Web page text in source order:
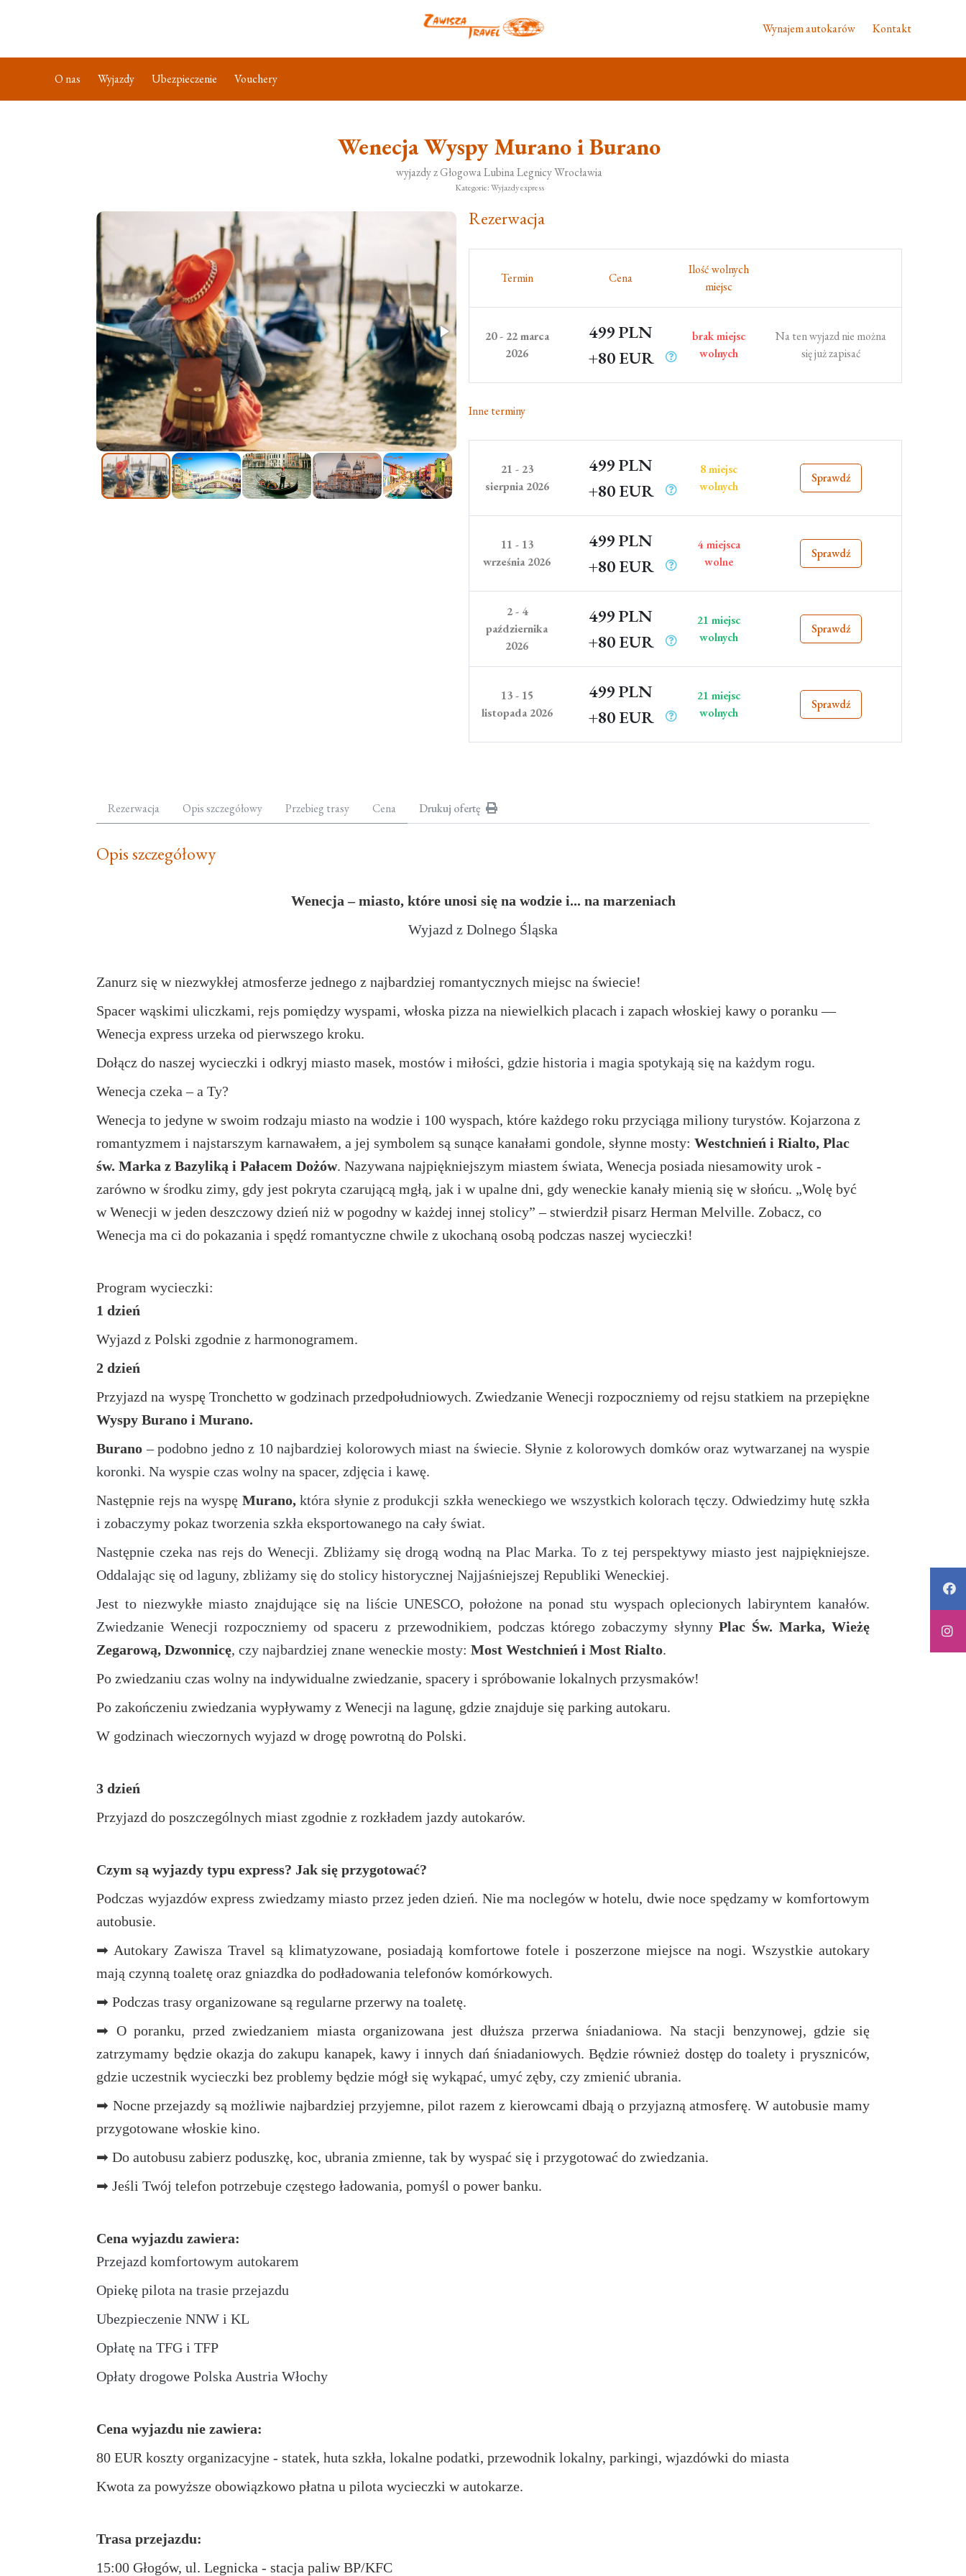
Wynajem autokarów Kontakt
O nas Wyjazdy Ubezpieczenie Vouchery
Wenecja Wyspy Murano i Burano
wyjazdy z Głogowa Lubina Legnicy Wrocławia
Kategorie: Wyjazdy express
Rezerwacja
Termin Cena
Ilość wolnych
miejsc
20 - 22 marca
2026
499 PLN
+80 EUR
brak miejsc
wolnych
Na ten wyjazd nie można
się już zapisać
Inne terminy
21 - 23
sierpnia 2026
499 PLN
+80 EUR
8 miejsc
wolnych
Sprawdź
11 - 13
września 2026
499 PLN
+80 EUR
4 miejsca
wolne
Sprawdź
2 - 4
października
2026
499 PLN
+80 EUR
21 miejsc
wolnych
Sprawdź
13 - 15
listopada 2026
499 PLN
+80 EUR
21 miejsc
wolnych
Sprawdź
Rezerwacja Opis szczegółowy Przebieg trasy Cena Drukuj ofertę
Opis szczegółowy
Wenecja – miasto, które unosi się na wodzie i... na marzeniach
Wyjazd z Dolnego Śląska
Zanurz się w niezwykłej atmosferze jednego z najbardziej romantycznych miejsc na świecie!
Spacer wąskimi uliczkami, rejs pomiędzy wyspami, włoska pizza na niewielkich placach i zapach włoskiej kawy o poranku —
Wenecja express urzeka od pierwszego kroku.
Dołącz do naszej wycieczki i odkryjmiasto masek, mostów i miłości, gdzie historia i magia spotykają się na każdym rogu.
Wenecja czeka – a Ty?
Wenecja to jedyne w swoim rodzaju miasto na wodzie i 100 wyspach, które każdego roku przyciąga miliony turystów. Kojarzona z
romantyzmem i najstarszym karnawałem, a jej symbolem są sunące kanałami gondole, słynne mosty:Westchnień i Rialto, Plac
św. Marka z Bazyliką i Pałacem Dożów. Nazywana najpiękniejszym miastem świata, Wenecja posiada niesamowity urok -
zarówno w środku zimy, gdy jest pokryta czarującą mgłą, jak i w upalne dni, gdy weneckie kanały mienią się w słońcu. „Wolę być
w Wenecji w jeden deszczowy dzień niż w pogodny w każdej innej stolicy” – stwierdził pisarz Herman Melville. Zobacz, co
Wenecja ma ci do pokazania i spędź romantyczne chwile z ukochaną osobą podczas naszej wycieczki!
Program wycieczki:
1 dzień
Wyjazd z Polski zgodnie z harmonogramem.
2 dzień
Przyjazd na wyspę Tronchetto w godzinach przedpołudniowych. Zwiedzanie Wenecji rozpoczniemy od rejsu statkiem na przepiękne
Wyspy Burano i Murano.
Burano – podobno jedno z 10 najbardziej kolorowych miast na świecie. Słynie z kolorowych domków oraz wytwarzanej na wyspie
koronki. Na wyspie czas wolny na spacer, zdjęcia i kawę.
Następnie rejs na wyspę Murano,która słynie z produkcji szkła weneckiego we wszystkich kolorach tęczy. Odwiedzimy hutę szkła
i zobaczymy pokaz tworzenia szkła eksportowanego na cały świat.
Następnie czeka nas rejs do Wenecji. Zbliżamy się drogą wodną na Plac Marka. To z tej perspektywy miasto jest najpiękniejsze.
Oddalając się od laguny, zbliżamy się do stolicy historycznej Najjaśniejszej Republiki Weneckiej.
Jest to niezwykłe miasto znajdujące się na liście UNESCO, położone na ponad stu wyspach oplecionych labiryntem kanałów.
Zwiedzanie Wenecji rozpoczniemy od spaceru z przewodnikiem, podczas którego zobaczymy słynnyPlac Św. Marka, Wieżę
Zegarową, Dzwonnicę, czy najbardziej znane weneckie mosty:Most Westchnień i Most Rialto.
Po zwiedzaniu czas wolny na indywidualne zwiedzanie, spacery i spróbowanie lokalnych przysmaków!
Po zakończeniu zwiedzania wypływamy z Wenecji na lagunę, gdzie znajduje się parking autokaru.
W godzinach wieczornych wyjazd w drogę powrotną do Polski.
3 dzień
Przyjazd do poszczególnych miast zgodnie z rozkładem jazdy autokarów.
Czym są wyjazdy typu express? Jak się przygotować?
Podczas wyjazdów express zwiedzamy miasto przez jeden dzień. Nie ma noclegów w hotelu, dwie noce spędzamy w komfortowym
autobusie.
➡ Autokary Zawisza Travel są klimatyzowane, posiadają komfortowe fotele i poszerzone miejsce na nogi. Wszystkie autokary
mają czynną toaletę oraz gniazdka do podładowania telefonów komórkowych.
➡ Podczas trasy organizowane są regularne przerwy na toaletę.
➡ O poranku, przed zwiedzaniem miasta organizowana jest dłuższa przerwa śniadaniowa. Na stacji benzynowej, gdzie się
zatrzymamy będzie okazja do zakupu kanapek, kawy i innych dań śniadaniowych. Będzie również dostęp do toalety i pryszniców,
gdzie uczestnik wycieczki bez problemy będzie mógł się wykąpać, umyć zęby, czy zmienić ubrania.
➡ Nocne przejazdy są możliwie najbardziej przyjemne, pilot razem z kierowcami dbają o przyjazną atmosferę. W autobusie mamy
przygotowane włoskie kino.
➡ Do autobusu zabierz poduszkę, koc, ubrania zmienne, tak by wyspać się i przygotować do zwiedzania.
➡ Jeśli Twój telefon potrzebuje częstego ładowania, pomyśl o power banku.
Cena wyjazdu zawiera:
Przejazd komfortowym autokarem
Opiekę pilota na trasie przejazdu
Ubezpieczenie NNW i KL
Opłatę na TFG i TFP
Opłaty drogowe Polska Austria Włochy
Cena wyjazdu nie zawiera:
80 EUR koszty organizacyjne - statek, huta szkła, lokalne podatki, przewodnik lokalny, parkingi, wjazdówki do miasta
Kwota za powyższe obowiązkowo płatna u pilota wycieczki w autokarze.
Trasa przejazdu:
15:00 Głogów, ul. Legnicka - stacja paliw BP/KFC